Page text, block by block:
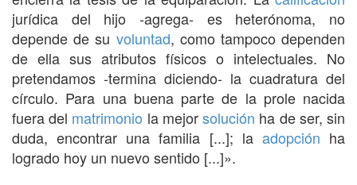
jurídica del hijo -agrega- es heterónoma, no
depende de su voluntad, como tampoco dependen
de ella sus atributos físicos o intelectuales. No
pretendamos -termina diciendo- la cuadratura del
círculo. Para una buena parte de la prole nacida
fuera del matrimonio la mejorsolución ha de ser, sin
duda, encontrar una familia [...]; la adopción ha
logrado hoy un nuevo sentido [...]».